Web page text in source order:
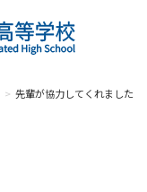
先輩が協力してくれました